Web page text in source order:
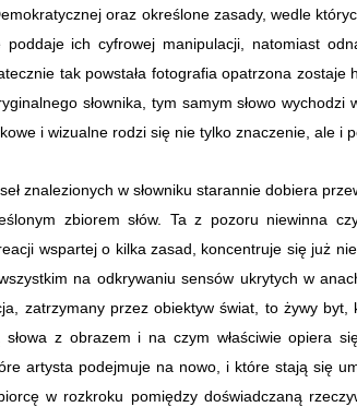
oraz określone zasady, wedle
poddaje ich cyfrowej manipulacji, natomiast
tak powstała fotografia opatrzona zostaje
słownika , tym samym słowo
i wizualne rodzi się nie tylko znaczenie, ale i
znalezionych w słowniku starannie dobiera
zbiorem słów. Ta z pozoru niewinna
wspartej o kilka zasad, koncentruje się już
na odkrywaniu sensów ukrytych w
zatrzymany przez obiektyw świat, to żywy
z obrazem i na czym właściwie opiera
artysta podejmuje na nowo, i które stają się
w rozkroku pomiędzy doświadczaną